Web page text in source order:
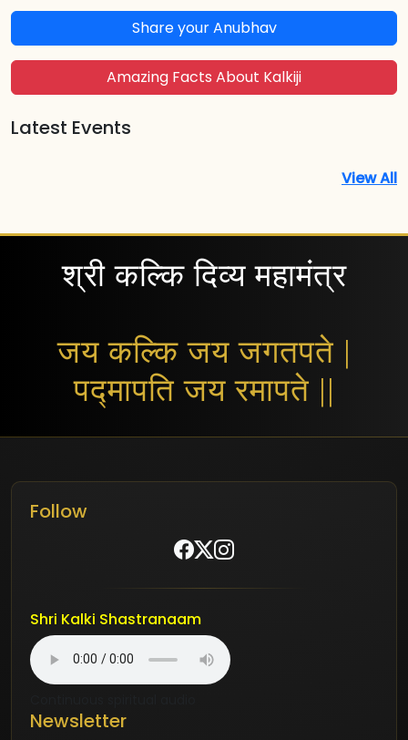
Share your Anubhav
Amazing Facts About Kalkiji
Latest Events
View All
श्री कल्कि दिव्य महामंत्र
जय कल्कि जय जगतपते |
पद्मापति जय रमापते ||
Follow
Shri Kalki Shastranaam
Newsletter